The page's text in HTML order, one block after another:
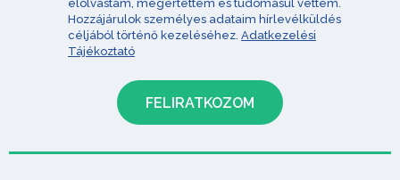
elolvastam, megértettem és tudomásul vettem.
Hozzájárulok személyes adataim hírlevélküldés
céljából történő kezeléséhez. Adatkezelési
Tájékoztató